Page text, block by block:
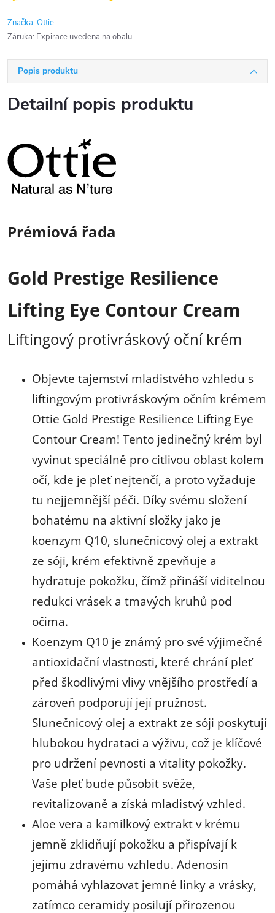
Značka:Ottie
Záruka: Expirace uvedena na obalu
Popis produktu
Detailní popis produktu
Prémiová řada
Gold Prestige Resilience
Lifting Eye Contour Cream
Liftingový protivráskový oční krém
Objevte tajemství mladistvého vzhledu s
liftingovým protivráskovým očním krémem
Ottie Gold Prestige Resilience Lifting Eye
Contour Cream! Tento jedinečný krém byl
vyvinut speciálně pro citlivou oblast kolem
očí, kde je pleť nejtenčí, a proto vyžaduje
tu nejjemnější péči. Díky svému složení
bohatému na aktivní složky jako je
koenzym Q10, slunečnicový olej a extrakt
ze sóji, krém efektivně zpevňuje a
hydratuje pokožku, čímž přináší viditelnou
redukci vrásek a tmavých kruhů pod
očima.
Koenzym Q10 je známý pro své výjimečné
antioxidační vlastnosti, které chrání pleť
před škodlivými vlivy vnějšího prostředí a
zároveň podporují její pružnost.
Slunečnicový olej a extrakt ze sóji poskytují
hlubokou hydrataci a výživu, což je klíčové
pro udržení pevnosti a vitality pokožky.
Vaše pleť bude působit svěže,
revitalizovaně a získá mladistvý vzhled.
Aloe vera a kamilkový extrakt v krému
jemně zklidňují pokožku a přispívají k
jejímu zdravému vzhledu. Adenosin
pomáhá vyhlazovat jemné linky a vrásky,
zatímco ceramidy posilují přirozenou